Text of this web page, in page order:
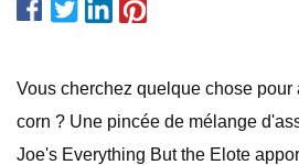
Vous cherchez quelque chose pour
corn ? Une pincée de mélange
Joe's Everything But the Elote